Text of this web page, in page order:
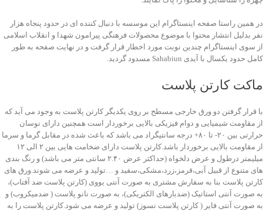
در همین راستا صفحه اینستاگرام این موسسه با دنبال کننده ای در حدود پنجاه هزار
نفر بدلیل انتشار محتوا با موضوع محصولات فرهنگی پیرامون شهدا و انقلاب اسلامی
از سوی اینستاگرام چندین نوبت مورد اخطار قرار گرفت و در نهایت صفحه به طور
کامل حدود یکسال با آیدی Sahabiun مسدود گردید.
ماکت کارتن پلاست
با قرار گرفتن دو ورق خارجی مسطح بر روی یکدیگر کارتن پلاست به وجود می آید که
از مقاومت شیمیایی و دوام فیزیکی بالایی برخوردار است همچنین دارای نوسان
حرارتی بین ۲۰- تا ۸۰+ درجه سانتیگراد می باشد که باعث شده در مقابل گرما و سرما
از مقاومت بالایی برخوردار باشد.کارتن پلاست دارای ضخامت هایی بین ۲ الی ۱۲
میلیمتر درطول و عرض دلخواه (حداکثر عرض ۲.۴۰ سانتی متر می باشد) و رنگ بندی
های متنوع از قبیل آبی،قرمز،زرد،مشکی،سفید و …تولید و عرضه می شوند.ورق های
کارتن پلاست بنا به سفارش مشتری به صورت آنتی یووی (کارتن پلاست ضد آفتاب)،
به صورت آنتی استاتیک (ضدبارهای الکتریکی)، به صورت نانو پلاست ( ضدمیکروب) و
به صورت آنتی فایر ( کارتن پلاست نسوز) تولید و عرضه می شود.کارتن پلاست را به